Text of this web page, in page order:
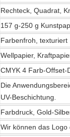
Rechteck, Quadrat,
157 g-250 g
Farbenfroh, texturiert
Wellpapier,
CMYK 4 Farb-Offset-
Die
UV-Beschichtung.
Farbdruck, Gold-
Wir können das Logo